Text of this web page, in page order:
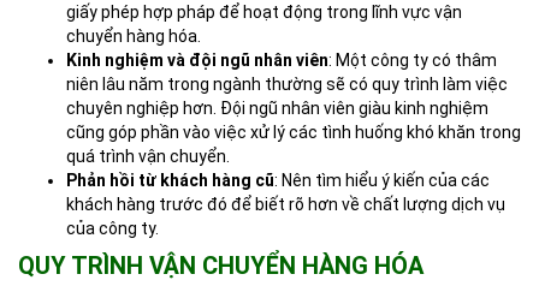
giấy phép hợp pháp để hoạt động trong lĩnh vực vận
chuyển hàng hóa.
Kinh nghiệm và đội ngũ nhân viên: Một công ty có thâm
niên lâu năm trong ngành thường sẽ có quy trình làm việc
chuyên nghiệp hơn. Đội ngũ nhân viên giàu kinh nghiệm
cũng góp phần vào việc xử lý các tình huống khó khăn trong
quá trình vận chuyển.
Phản hồi từ khách hàng cũ: Nên tìm hiểu ý kiến của các
khách hàng trước đó để biết rõ hơn về chất lượng dịch vụ
của công ty.
QUY TRÌNH VẬN CHUYỂN HÀNG HÓA